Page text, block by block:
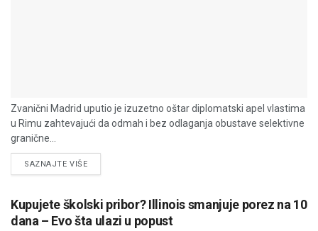
Zvanični Madrid uputio je izuzetno oštar diplomatski apel vlastima
u Rimu zahtevajući da odmah i bez odlaganja obustave selektivne
granične...
SAZNAJTE VIŠEDETAILS
Kupujete školski pribor? Illinois smanjuje porez na 10
dana – Evo šta ulazi u popust